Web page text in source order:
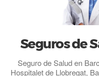
Seguros de
Seguro de Salud en
Hospitalet de Llobregat,